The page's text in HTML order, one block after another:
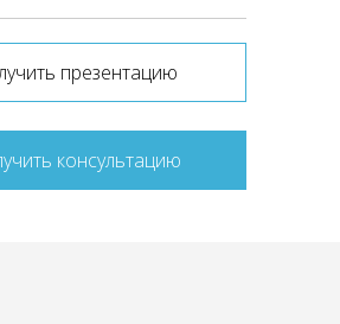
презентацию
консультацию